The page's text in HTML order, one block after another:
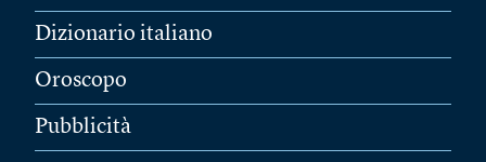
Dizionario italiano
Oroscopo
Pubblicità